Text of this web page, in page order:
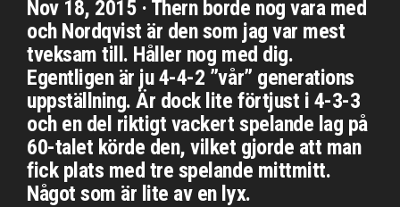
Nov 18, 2015 · Thern borde nog vara med
och Nordqvist är den som jag var mest
tveksam till. Håller nog med dig.
Egentligen är ju 4-4-2 ”vår” generations
uppställning. Är dock lite förtjust i 4-3-3
och en del riktigt vackert spelande lag på
60-talet körde den, vilket gjorde att man
fick plats med tre spelande mittmitt.
Något som är lite av en lyx.